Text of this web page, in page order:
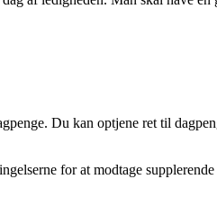
Du kan optjene ret til
for at modtage supplerende